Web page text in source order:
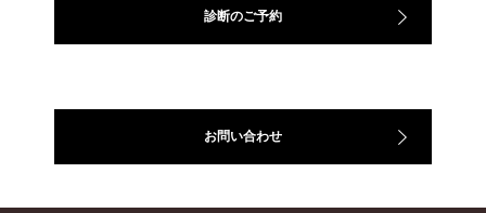
診断のご予約
お問い合わせ